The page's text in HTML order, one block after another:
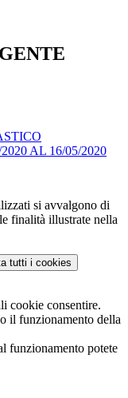
AL 16/05/2020
si avvalgono di
finalità illustrate nella
tutti i cookies
cookie consentire.
il funzionamento della
funzionamento potete